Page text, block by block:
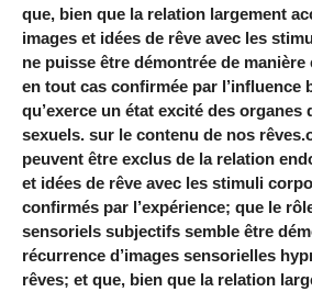
que, bien que la relation largement
images et idées de rêve avec les
ne puisse être démontrée de manière
en tout cas confirmée par l’influence
qu’exerce un état excité des
sexuels. sur le contenu de nos
peuvent être exclus de la relation
et idées de rêve avec les stimuli
confirmés par l’expérience; que le
sensoriels subjectifs semble être
récurrence d’images sensorielles
rêves; et que, bien que la relation